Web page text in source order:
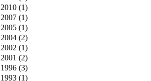
2010 (1)
2007 (1)
2005 (1)
2004 (2)
2002 (1)
2001 (2)
1996 (3)
1993 (1)